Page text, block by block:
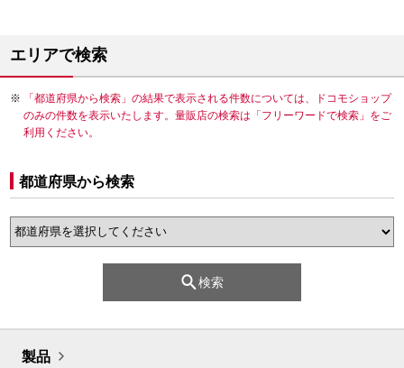
エリアで検索
「都道府県から検索」の結果で表示される件数については、ドコモショップ
のみの件数を表示いたします。量販店の検索は「フリーワードで検索」をご
利用ください。
都道府県から検索
検索
製品